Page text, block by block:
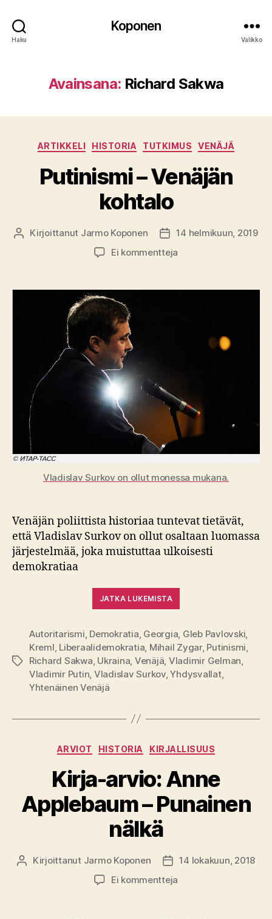
Haku
Koponen
Valikko
Avainsana: Richard Sakwa
Kategoriat
ARTIKKELI HISTORIA TUTKIMUS VENÄJÄ
Putinismi – Venäjän
kohtalo
Kirjoittaja
Kirjoittanut Jarmo Koponen Julkaisupäivämäärä
14 helmikuun, 2019
Ei kommentteja
Venäjän
Vladislav Surkov on ollut monessa mukana.
Venäjän poliittista historiaa tuntevat tietävät,
että Vladislav Surkov on ollut osaltaan luomassa
järjestelmää, joka muistuttaa ulkoisesti
demokratiaa
JATKA LUKEMISTA
Avainsanat
Autoritarismi Demokratia Georgia Gleb Pavlovski
Kreml Liberaalidemokratia Mihail Zygar, Putinismi
Richard Sakwa Ukraina Venäjä Vladimir Gelman
Vladimir Putin Vladislav Surkov,Yhdysvallat,
Yhtenäinen Venäjä
Kategoriat
ARVIOT HISTORIA KIRJALLISUUS
Kirja-arvio: Anne
Applebaum – Punainen
nälkä
Kirjoittaja
Kirjoittanut Jarmo Koponen Julkaisupäivämäärä
14 lokakuun, 2018
Ei kommentteja